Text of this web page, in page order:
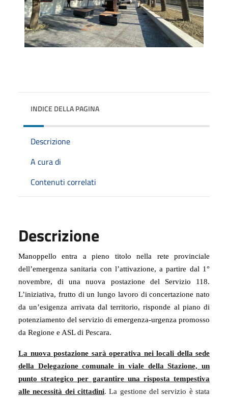
INDICE DELLA PAGINA
Descrizione
A cura di
Contenuti correlati
Descrizione
Manoppello entra a pieno titolo nella rete provinciale
dell’emergenza sanitaria con l’attivazione, a partire dal 1°
novembre, di una nuova postazione del Servizio 118.
L’iniziativa, frutto di un lungo lavoro di concertazione nato
da un’esigenza arrivata dal territorio, risponde al piano di
potenziamento del servizio di emergenza-urgenza promosso
da Regione e ASL di Pescara.
La nuova postazione sarà operativa nei locali della sede
della Delegazione comunale in viale della Stazione, un
punto strategico per garantire una risposta tempestiva
alle necessità dei cittadini. La gestione del servizio è stata